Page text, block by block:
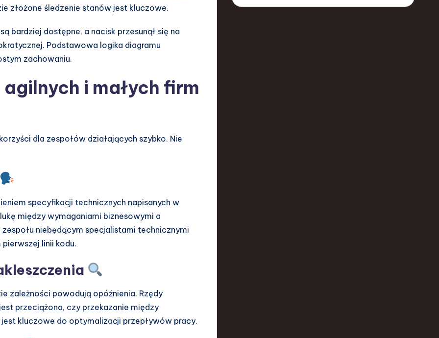
złożone śledzenie stanów jest kluczowe.
bardziej dostępne, a nacisk przesunął się na
Podstawowa logika diagramu
zachowaniu.
i małych firm
dla zespołów działających szybko. Nie
specyfikacji technicznych napisanych w
między wymaganiami biznesowymi a
niebędącym specjalistami technicznymi
linii kodu.
zależności powodują opóźnienia. Rzędy
przeciążona, czy przekazanie między
kluczowe do optymalizacji przepływów pracy.